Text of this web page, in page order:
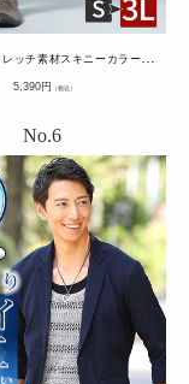
動
きやすいストレッチ素材スキニーカラーチノパンツ・デニムパンツ
通
常
5,390円 （税込）